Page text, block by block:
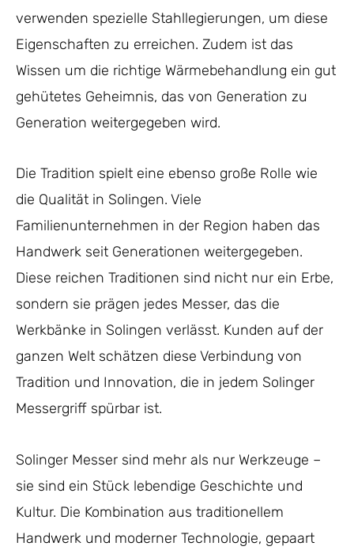
verwenden spezielle Stahllegierungen, um diese
Eigenschaften zu erreichen. Zudem ist das
Wissen um die richtige Wärmebehandlung ein gut
gehütetes Geheimnis, das von Generation zu
Generation weitergegeben wird.
Die Tradition spielt eine ebenso große Rolle wie
die Qualität in Solingen. Viele
Familienunternehmen in der Region haben das
Handwerk seit Generationen weitergegeben.
Diese reichen Traditionen sind nicht nur ein Erbe,
sondern sie prägen jedes Messer, das die
Werkbänke in Solingen verlässt. Kunden auf der
ganzen Welt schätzen diese Verbindung von
Tradition und Innovation, die in jedem Solinger
Messergriff spürbar ist.
Solinger Messer sind mehr als nur Werkzeuge –
sie sind ein Stück lebendige Geschichte und
Kultur. Die Kombination aus traditionellem
Handwerk und moderner Technologie, gepaart